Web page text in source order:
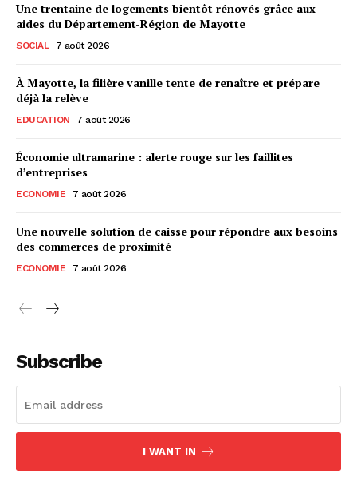
Une trentaine de logements bientôt rénovés grâce aux
aides du Département-Région de Mayotte
SOCIAL 7 août 2026
À Mayotte, la filière vanille tente de renaître et prépare
déjà la relève
EDUCATION 7 août 2026
Économie ultramarine : alerte rouge sur les faillites
d’entreprises
ECONOMIE 7 août 2026
Une nouvelle solution de caisse pour répondre aux besoins
des commerces de proximité
ECONOMIE 7 août 2026
Subscribe
I WANT IN